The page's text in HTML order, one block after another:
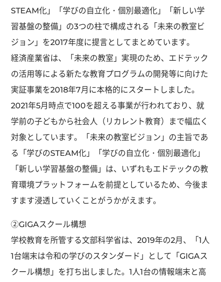
STEAM化」「学びの自立化・個別最適化」「新しい学
習基盤の整備」の3つの柱で構成される「未来の教室ビ
ジョン」を2017年度に提言としてまとめています。
経済産業省は、「未来の教室」実現のため、エドテック
の活用等による新たな教育プログラムの開発等に向けた
実証事業を2018年7月に本格的にスタートしました。
2021年5月時点で100を超える事業が行われており、就
学前の子どもから社会人（リカレント教育）まで幅広く
対象としています。「未来の教室ビジョン」の主旨であ
る「学びのSTEAM化」「学びの自立化・個別最適化」
「新しい学習基盤の整備」は、いずれもエドテックの教
育環境プラットフォームを前提としているため、今後ま
すます浸透していくことがうかがえます。
②GIGAスクール構想
学校教育を所管する文部科学省は、2019年の2月、「1人
1台端末は令和の学びのスタンダード」として「GIGAス
クール構想」を打ち出しました。1人1台の情報端末と高